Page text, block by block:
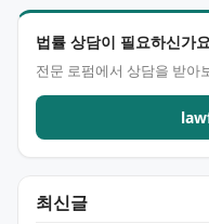
법률 상담이 필요하신가
전문 로펌에서 상담을 받아
최신글